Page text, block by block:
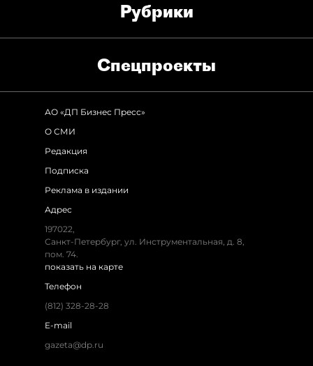
Рубрики
Спец­проекты
АО «ДП Бизнес Пресс»
О СМИ
Редакция
Подписка
Реклама в издании
Адрес
197022,
Санкт-Петербург, ул. Инструментальная, д. 8,
пом. 74.
показать на карте
Телефон
(812) 328-28-28
E-mail
gazeta@dp.ru